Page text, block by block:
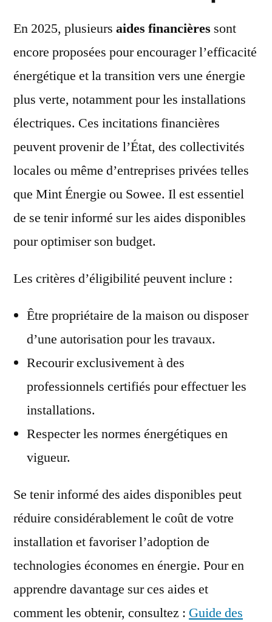
En 2025, plusieurs aides financières sont
encore proposées pour encourager l’efficacité
énergétique et la transition vers une énergie
plus verte, notamment pour les installations
électriques. Ces incitations financières
peuvent provenir de l’État, des collectivités
locales ou même d’entreprises privées telles
que Mint Énergie ou Sowee. Il est essentiel
de se tenir informé sur les aides disponibles
pour optimiser son budget.
Les critères d’éligibilité peuvent inclure :
Être propriétaire de la maison ou disposer
d’une autorisation pour les travaux.
Recourir exclusivement à des
professionnels certifiés pour effectuer les
installations.
Respecter les normes énergétiques en
vigueur.
Se tenir informé des aides disponibles peut
réduire considérablement le coût de votre
installation et favoriser l’adoption de
technologies économes en énergie. Pour en
apprendre davantage sur ces aides et
comment les obtenir, consultez : Guide des